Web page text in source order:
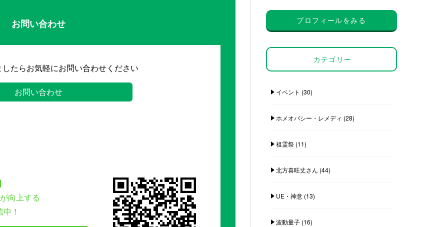
お問い合わせ
たらお気軽にお問い合わせください
お問い合わせ
向上する
！
プロフィールをみる
カテゴリー
イベント (30)
ホメオパシー・レメディ (28)
祖霊祭(11)
北方喜旺丈さん (44)
UE・神意(13)
波動量子(16)